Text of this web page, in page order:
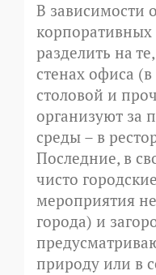
В зависимости
разделить на
стенах офиса
столовой и
организуют за
среды – в
Последние, в
чисто
мероприятия
города) и
природу или в